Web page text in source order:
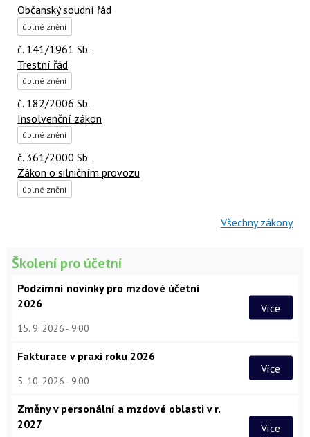
Občanský soudní řád
úplné znění
č. 141/1961 Sb.
Trestní řád
úplné znění
č. 182/2006 Sb.
Insolvenční zákon
úplné znění
č. 361/2000 Sb.
Zákon o silničním provozu
úplné znění
Všechny zákony
Školení pro účetní
Podzimní novinky pro mzdové účetní
2026
15. 9. 2026 9:00
Více
Fakturace v praxi roku 2026
5. 10. 2026 9:00
Více
Změny v personální a mzdové oblasti v r.
2027
Více